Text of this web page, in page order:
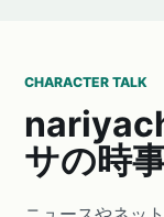
CHARACTER TALK
サの時